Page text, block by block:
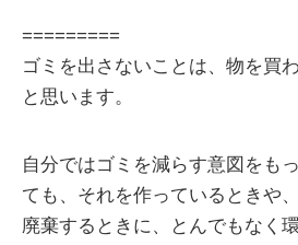
=========
ゴミを出さないことは、物を買
と思います。
自分ではゴミを減らす意図をも
ても、それを作っているときや
廃棄するときに、とんでもなく